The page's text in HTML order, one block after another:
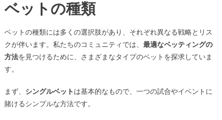
ベットの種類
ベットの種類には多くの選択肢があり、それぞれ異なる戦略とリス
クが伴います。私たちのコミュニティでは、 最適なベッティングの
方法を見つけるために、さまざまなタイプのベットを探求していま
す。
まず、 シングルベットは基本的なもので、一つの試合やイベントに
賭けるシンプルな方法です。